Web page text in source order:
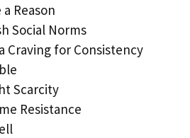
Reason
Social Norms
Craving for Consistency
Scarcity
Resistance